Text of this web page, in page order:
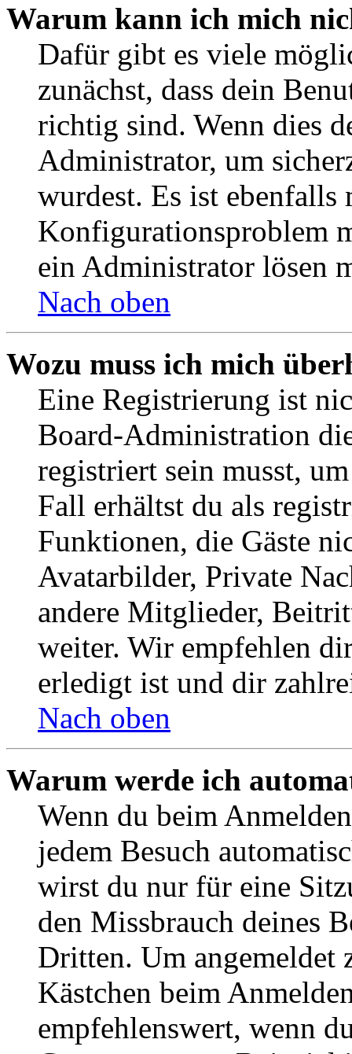
Warum kann ich mich
Dafür gibt es viele
zunächst, dass dein
richtig sind. Wenn dies
Administrator, um
wurdest. Es ist ebenfalls
Konfigurationsproblem
ein Administrator lösen
Nach oben
Wozu muss ich mich
Eine Registrierung ist
Board-Administration
registriert sein musst,
Fall erhältst du als
Funktionen, die Gäste
Avatarbilder, Private
andere Mitglieder,
weiter. Wir empfehlen
erledigt ist und dir
Nach oben
Warum werde ich
Wenn du beim
jedem Besuch
wirst du nur für eine
den Missbrauch deines
Dritten. Um angemeldet
Kästchen beim
empfehlenswert, wenn